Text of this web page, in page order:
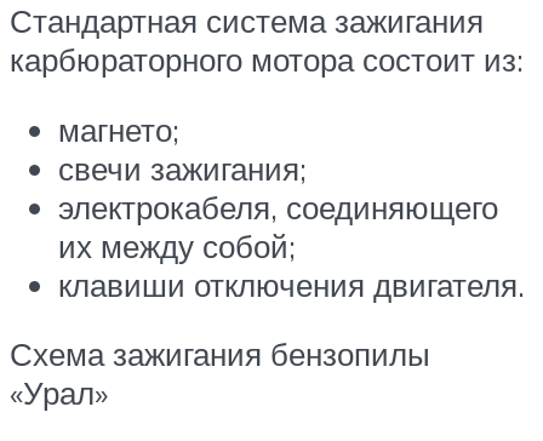
Стандартная система зажигания
карбюраторного мотора состоит из:
магнето;
свечи зажигания;
электрокабеля, соединяющего
их между собой;
клавиши отключения двигателя.
Схема зажигания бензопилы
«Урал»